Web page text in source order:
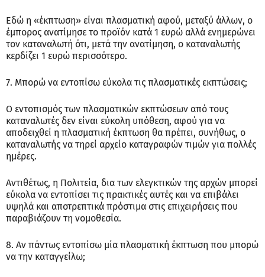
Εδώ η «έκπτωση» είναι πλασματική αφού, μεταξύ άλλων, ο
έμπορος ανατίμησε το προϊόν κατά 1 ευρώ αλλά ενημερώνει
τον καταναλωτή ότι, μετά την ανατίμηση, ο καταναλωτής
κερδίζει 1 ευρώ περισσότερο.
7. Μπορώ να εντοπίσω εύκολα τις πλασματικές εκπτώσεις;
Ο εντοπισμός των πλασματικών εκπτώσεων από τους
καταναλωτές δεν είναι εύκολη υπόθεση, αφού για να
αποδειχθεί η πλασματική έκπτωση θα πρέπει, συνήθως, ο
καταναλωτής να τηρεί αρχείο καταγραφών τιμών για πολλές
ημέρες.
Αντιθέτως, η Πολιτεία, δια των ελεγκτικών της αρχών μπορεί
εύκολα να εντοπίσει τις πρακτικές αυτές και να επιβάλει
υψηλά και αποτρεπτικά πρόστιμα στις επιχειρήσεις που
παραβιάζουν τη νομοθεσία.
8. Αν πάντως εντοπίσω μία πλασματική έκπτωση που μπορώ
να την καταγγείλω;